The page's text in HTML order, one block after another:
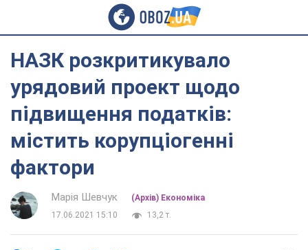
НАЗК розкритикувало
урядовий проект щодо
підвищення податків:
містить корупціогенні
фактори
Марія Шевчук
(Архів) Економіка
17.06.2021 15:10
13,2 т.